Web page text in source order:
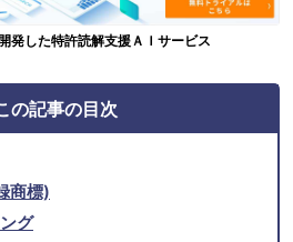
発した特許読解支援ＡＩサービス
の記事の目次
商標)
グ